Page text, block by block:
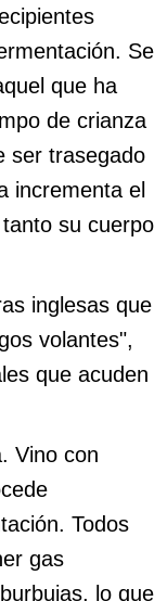
Se
que ha
de crianza
ser trasegado
incrementa el
su cuerpo
inglesas que
volantes",
que acuden
Vino con
Todos
gas
lo que